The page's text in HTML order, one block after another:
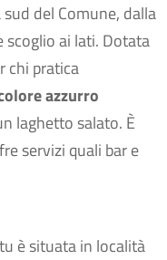
sud del Comune, dalla
scoglio ai lati. Dotata
chi pratica
azzurro
laghetto salato. È
servizi quali bar e
è situata in località